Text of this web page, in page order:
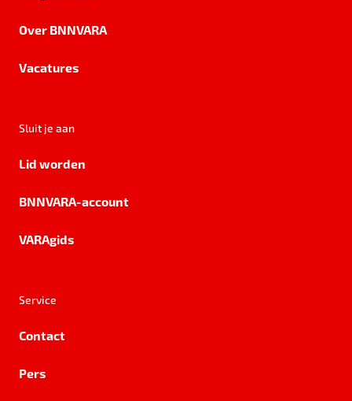
Over BNNVARA
Vacatures
Sluit je aan
Lid worden
BNNVARA-account
VARAgids
Service
Contact
Pers